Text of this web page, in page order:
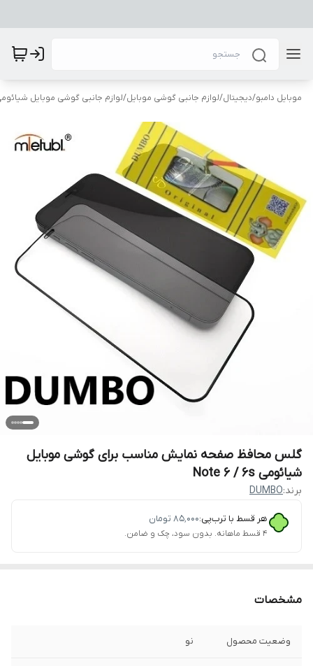
موبایل دامبو/دیجیتال/لوازم جانبی گوشی موبایل/لوازم جانبی گوشی موبایل
گلس محافظ صفحه نمایش مناسب برای گوشی موبایل
شیائومی Note 6 / 6s
برند:DUMBO
هر قسط با ترب‌پی:۸۵٬۰۰۰ تومان
۴ قسط ماهانه. بدون سود، چک و ضامن.
مشخصات
وضعیت محصول نو